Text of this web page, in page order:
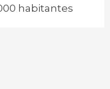
habitantes